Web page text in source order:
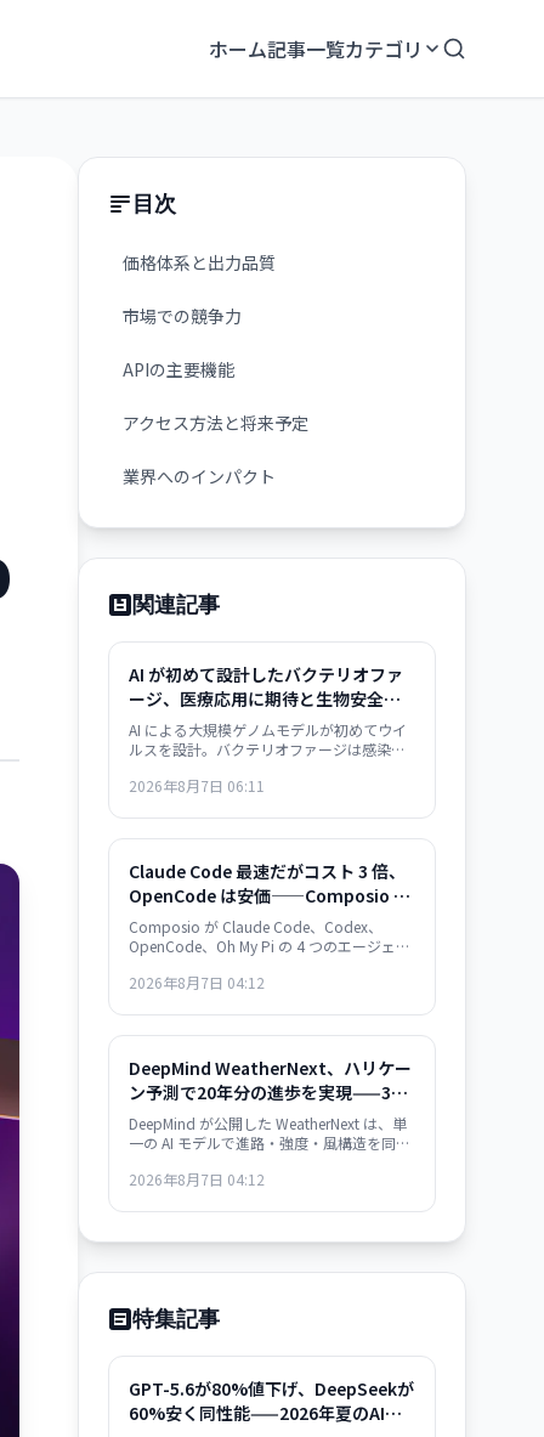
ホーム記事一覧カテゴリ
目次
価格体系と出力品質
市場での競争力
APIの主要機能
アクセス方法と将来予定
業界へのインパクト
関連記事
AI が初めて設計したバクテリオファ
ージ、医療応用に期待と生物安全保
障の懸念——感染症治療の新展開とリ
スク管理の課題
AI による大規模ゲノムモデルが初めてウイ
ルスを設計。バクテリオファージは感染症
AI がウイルス設計能力を獲得した衝撃は生
2026年8月7日 06:11
Claude Code 最速だがコスト 3 倍、
OpenCode は安価——Composio の
30 タスク実測が示すエージェント・
フレームワークの選択基準
Composio が Claude Code、Codex、
OpenCode、Oh My Pi の 4 つのエージェン
Code は 122 秒/タスクで最速だが $0.195/
か、用途で選別が必須。
2026年8月7日 04:12
DeepMind WeatherNext、ハリケー
ン予測で20年分の進歩を実現——3日
先の精度が従来の2日先と同等
DeepMind が公開した WeatherNext は、単
一の AI モデルで進路・強度・風構造を同時
と同等で、過去20年の気象学的進歩10年分
2026年8月7日 04:12
特集記事
GPT-5.6が80%値下げ、DeepSeekが
60%安く同性能——2026年夏のAIモ